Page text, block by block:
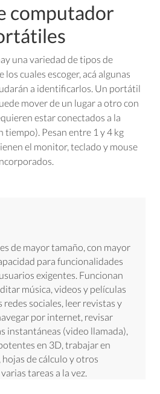
computador
una variedad de tipos de
cuales escoger, acá algunas
a identificarlos. Un portátil
mover de un lugar a otro con
estar conectados a la
tiempo). Pesan entre 1 y 4 kg
el monitor, teclado y mouse
de mayor tamaño, con mayor
para funcionalidades
exigentes. Funcionan
música, videos y películas
redes sociales, leer revistas y
por internet, revisar
instantáneas (video llamada),
en 3D, trabajar en
de cálculo y otros
tareas a la vez.